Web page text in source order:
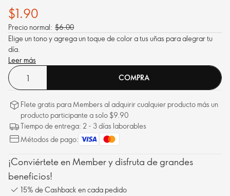
$1.90
Precio normal: $6.00
Elige un tono y agrega un toque de color a tus uñas para alegrar tu
día.
Leer más
COMPRA
Flete gratis para Members al adquirir cualquier producto más un
producto participante a solo $9.90
Tiempo de entrega: 2 - 3 días laborables
Métodos de pago:
¡Conviértete en Member y disfruta de grandes
beneficios!
15% de Cashback en cada pedido